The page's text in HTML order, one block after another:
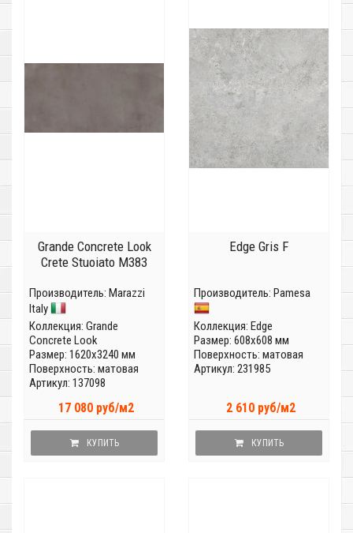
Grande Concrete Look
Crete Stuoiato M383
Производитель: Marazzi
Italy
Коллекция: Grande
Concrete Look
Размер: 1620x3240 мм
Поверхность: матовая
Артикул: 137098
17 080 руб/м2
КУПИТЬ
Edge Gris F
Производитель: Pamesa
Коллекция: Edge
Размер: 608x608 мм
Поверхность: матовая
Артикул: 231985
2 610 руб/м2
КУПИТЬ